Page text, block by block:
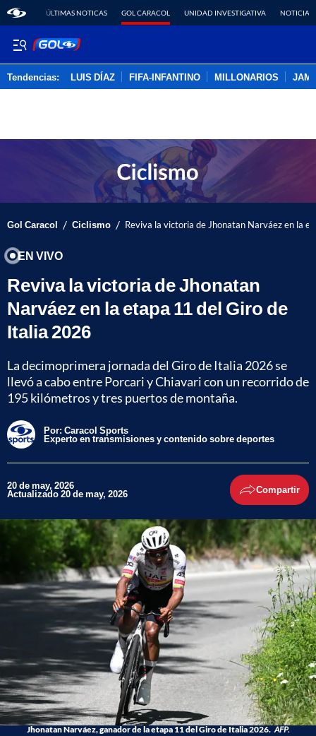
ÚLTIMAS NOTICAS GOL CARACOL UNIDAD INVESTIGATIVA NOTICIAS
Tendencias: LUIS DÍAZ FIFA-INFANTINO MILLONARIOS
Gol Caracol / Ciclismo / Reviva la victoria de Jhonatan Narváez en la
EN VIVO
Reviva la victoria de Jhonatan
Narváez en la etapa 11 del Giro de
Italia 2026
La decimoprimera jornada del Giro de Italia 2026 se
llevó a cabo entre Porcari y Chiavari con un recorrido de
195 kilómetros y tres puertos de montaña.
Por: Caracol Sports
Experto en transmisiones y contenido sobre deportes
20 de may, 2026
Actualizado 20 de may, 2026 Compartir
Jhonatan Narváez, ganador de la etapa 11 del Giro de Italia 2026. AFP.